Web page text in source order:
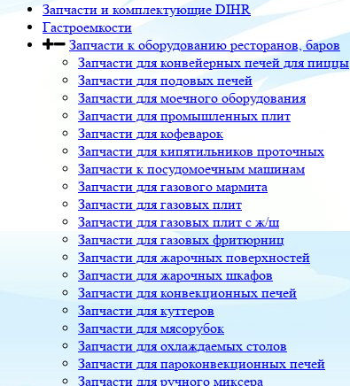
Запчасти и комплектующие DIHR
Гастроемкости
Запчасти к оборудованию ресторанов, баров
Запчасти для конвейерных печей для пиццы
Запчасти для подовых печей
Запчасти для моечного оборудования
Запчасти для промышленных плит
Запчасти для кофеварок
Запчасти для кипятильников проточных
Запчасти к посудомоечным машинам
Запчасти для газового мармита
Запчасти для газовых плит
Запчасти для газовых плит с ж/ш
Запчасти для газовых фритюрниц
Запчасти для жарочных поверхностей
Запчасти для жарочных шкафов
Запчасти для конвекционных печей
Запчасти для куттеров
Запчасти для мясорубок
Запчасти для охлаждаемых столов
Запчасти для пароконвекционных печей
Запчасти для ручного миксера